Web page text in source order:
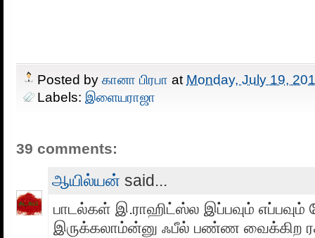
Posted by கானா பிரபா at Monday, July 19,
Labels: இளையராஜா
39 comments:
ஆயில்யன் said...
பாடல்கள் இ.ராஹிட்ஸ்ல இப்பவும் எப்பவும்
இருக்கலாம்ன்னு ஃபீல் பண்ண வைக்கிற